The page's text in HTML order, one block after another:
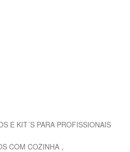
E KIT´S PARA PROFISSIONAIS
COM COZINHA ,